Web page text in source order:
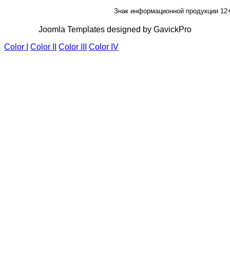
Знак информационной продукции
Joomla Templates designed by GavickPro
Color I
Color II Color III Color IV